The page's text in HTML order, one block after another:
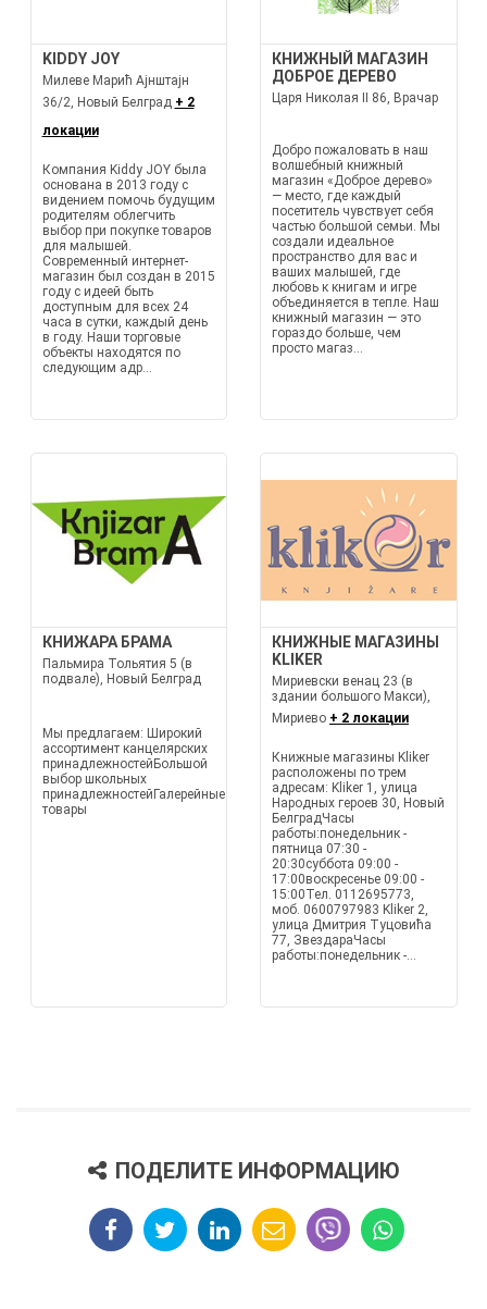
KIDDY JOY
Милеве Марић Ајнштајн
36/2, Новый Белград + 2
локации
Компания Kiddy JOY была
основана в 2013 году с
видением помочь будущим
родителям облегчить
выбор при покупке товаров
для малышей.
Современный интернет-
магазин был создан в 2015
году с идеей быть
доступным для всех 24
часа в сутки, каждый день
в году. Наши торговые
объекты находятся по
следующим адр...
КНИЖНЫЙ МАГАЗИН
ДОБРОЕ ДЕРЕВО
Царя Николая II 86, Врачар
Добро пожаловать в наш
волшебный книжный
магазин «Доброе дерево»
— место, где каждый
посетитель чувствует себя
частью большой семьи. Мы
создали идеальное
пространство для вас и
ваших малышей, где
любовь к книгам и игре
объединяется в тепле. Наш
книжный магазин — это
гораздо больше, чем
просто магаз...
КНИЖАРА БРАМА
Пальмира Тольятия 5 (в
подвале), Новый Белград
Мы предлагаем: Широкий
ассортимент канцелярских
принадлежностейБольшой
выбор школьных
принадлежностейГалерейные
товары
КНИЖНЫЕ МАГАЗИНЫ
KLIKER
Мириевски венац 23 (в
здании большого Макси),
Мириево + 2 локации
Книжные магазины Kliker
расположены по трем
адресам: Kliker 1, улица
Народных героев 30, Новый
БелградЧасы
работы:понедельник -
пятница 07:30 -
20:30суббота 09:00 -
17:00воскресенье 09:00 -
15:00Тел. 0112695773,
моб. 0600797983 Kliker 2,
улица Дмитрия Туцовића
77, ЗвездараЧасы
работы:понедельник -...
ПОДЕЛИТЕ ИНФОРМАЦИЮ